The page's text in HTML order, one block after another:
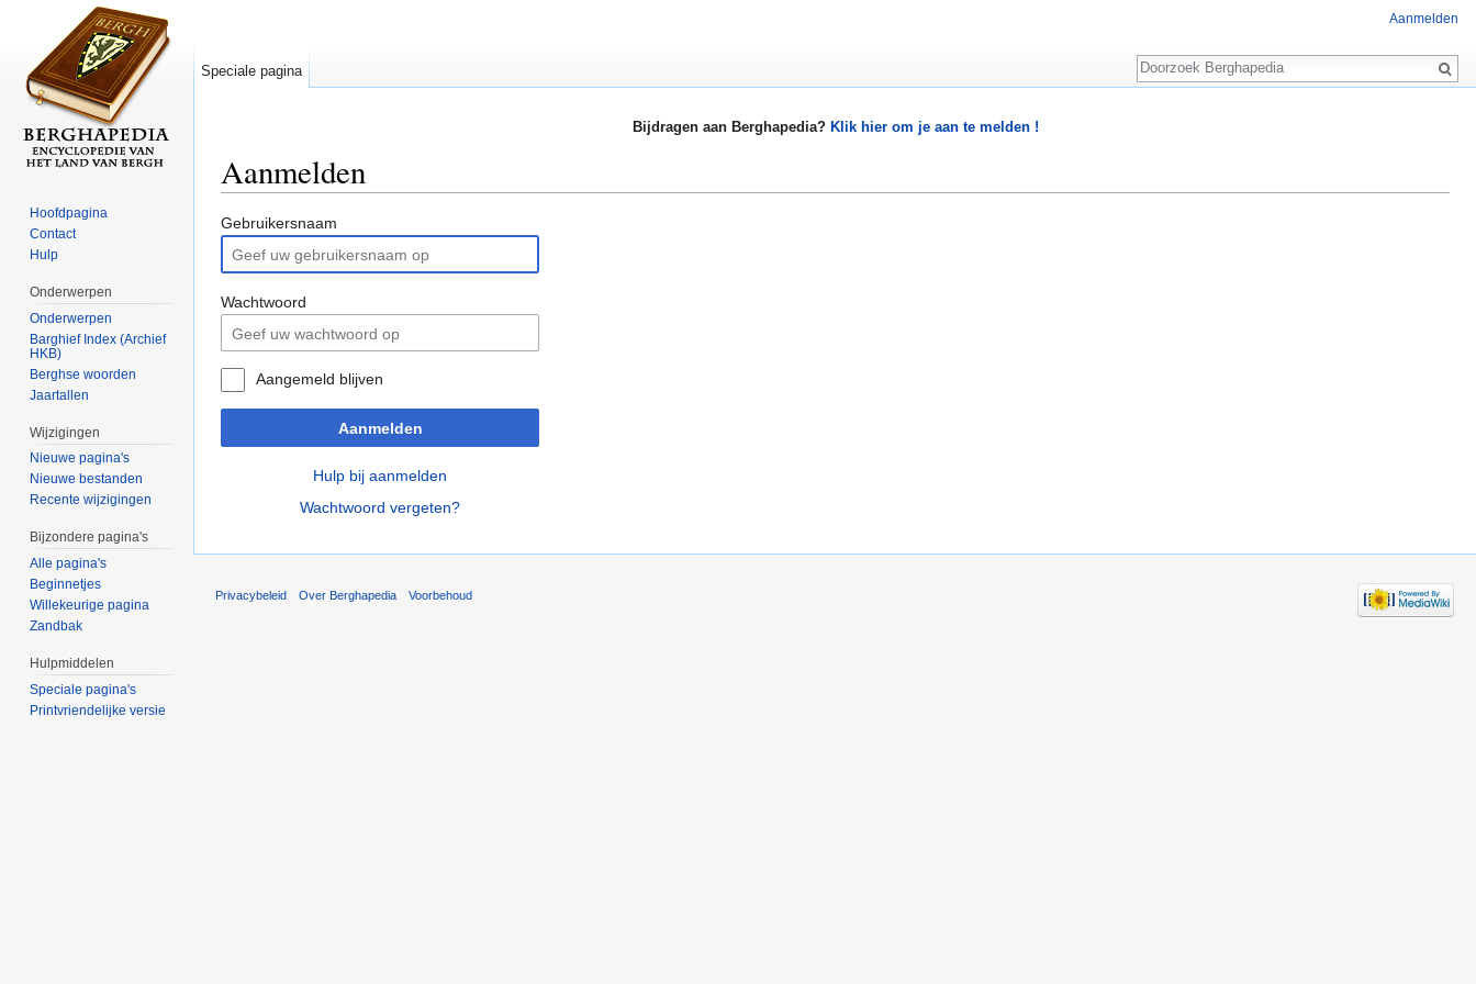
Bijdragen aan Berghapedia? Klik hier om je aan te melden !
Aanmelden
Gebruikersnaam
Wachtwoord
Aangemeld blijven
Aanmelden
Hulp bij aanmelden
Wachtwoord vergeten?
Aanmelden
Speciale pagina
Zoeken
Hoofdpagina
Contact
Hulp
Onderwerpen
Onderwerpen
Barghief Index (Archief
HKB)
Berghse woorden
Jaartallen
Wijzigingen
Nieuwe pagina's
Nieuwe bestanden
Recente wijzigingen
Bijzondere pagina's
Alle pagina's
Beginnetjes
Willekeurige pagina
Zandbak
Hulpmiddelen
Speciale pagina's
Printvriendelijke versie
Privacybeleid Over Berghapedia Voorbehoud